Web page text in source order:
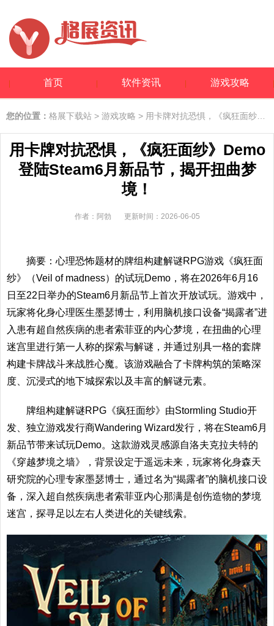
首页 软件资讯 游戏攻略
您的位置： 格展下载站 > 游戏攻略 > 用卡牌对抗恐惧，《疯狂面纱》Demo登陆Steam6月新品节，揭开扭曲梦境！
用卡牌对抗恐惧，《疯狂面纱》Demo
登陆Steam6月新品节，揭开扭曲梦
境！
作者：阿勃 更新时间：2026-06-05
摘要：心理恐怖题材的牌组构建解谜RPG游戏《疯狂面
纱》（Veil of madness）的试玩Demo，将在2026年6月16
日至22日举办的Steam6月新品节上首次开放试玩。游戏中，
玩家将化身心理医生墨瑟博士，利用脑机接口设备“揭露者”进
入患有超自然疾病的患者索菲亚的内心梦境，在扭曲的心理
迷宫里进行第一人称的探索与解谜，并通过别具一格的套牌
构建卡牌战斗来战胜心魔。该游戏融合了卡牌构筑的策略深
度、沉浸式的地下城探索以及丰富的解谜元素。
牌组构建解谜RPG《疯狂面纱》由Stormling Studio开
发、独立游戏发行商Wandering Wizard发行，将在Steam6月
新品节带来试玩Demo。这款游戏灵感源自洛夫克拉夫特的
《穿越梦境之墙》，背景设定于遥远未来，玩家将化身森天
研究院的心理专家墨瑟博士，通过名为“揭露者”的脑机接口设
备，深入超自然疾病患者索菲亚内心那满是创伤造物的梦境
迷宫，探寻足以左右人类进化的关键线索。